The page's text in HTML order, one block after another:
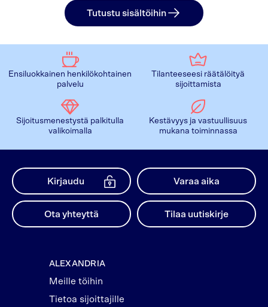
Tutustu sisältöihin
Ensiluokkainen henkilökohtainen
palvelu
Tilanteeseesi räätälöityä
sijoittamista
Sijoitusmenestystä palkitulla
valikoimalla
Kestävyys ja vastuullisuus
mukana toiminnassa
Kirjaudu Varaa aika
Ota yhteyttä Tilaa uutiskirje
ALEXANDRIA
Meille töihin
Tietoa sijoittajille